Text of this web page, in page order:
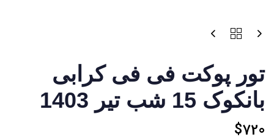
تور پوکت فی فی کرابی
بانکوک 15 شب تیر 1403
$720